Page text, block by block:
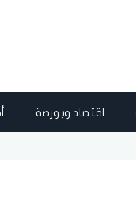
اقتصاد وبورصة